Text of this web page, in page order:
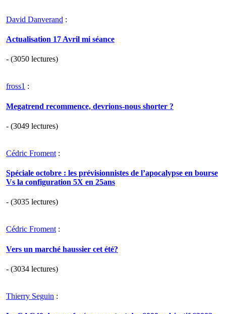
David Danverand :
Actualisation 17 Avril mi séance
- (3050 lectures)
fross1 :
Megatrend recommence, devrions-nous shorter ?
- (3049 lectures)
Cédric Froment :
Spéciale octobre : les prévisionnistes de l’apocalypse en bourse
Vs la configuration 5X en 25ans
- (3035 lectures)
Cédric Froment:
Vers un marché haussier cet été?
- (3034 lectures)
Thierry Seguin :